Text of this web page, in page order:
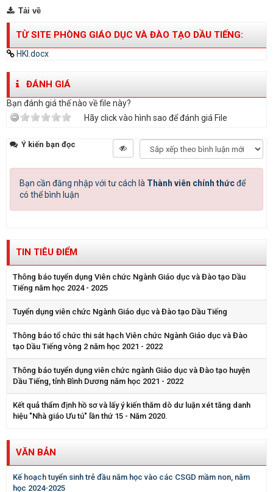
Tải về
TỪ SITE PHÒNG GIÁO DỤC VÀ ĐÀO TẠO DẦU TIẾNG:
HKI.docx
ĐÁNH GIÁ
Bạn đánh giá thế nào về file này?
Hãy click vào hình sao để đánh giá File
Ý kiến bạn đọc
Bạn cần đăng nhập với tư cách là Thành viên chính thứcđể
có thể bình luận
TIN TIÊU ĐIỂM
Thông báo tuyển dụng Viên chức Ngành Giáo dục và Đào tạo Dầu
Tiếng năm học 2024 - 2025
Tuyển dụng viên chức Ngành Giáo dục và Đào tạo Dầu Tiếng
Thông báo tổ chức thi sát hạch Viên chức Ngành Giáo dục và Đào
tạo Dầu Tiếng vòng 2 năm học 2021 - 2022
Thông báo tuyển dụng viên chức ngành Giáo dục và Đào tạo huyện
Dầu Tiếng, tỉnh Bình Dương năm học 2021 - 2022
Kết quả thẩm định hồ sơ và lấy ý kiến thăm dò dư luận xét tăng danh
hiệu "Nhà giáo Ưu tú" lần thứ 15 - Năm 2020.
VĂN BẢN
Kế hoạch tuyển sinh trẻ đầu năm học vào các CSGD mầm non, năm
học 2024-2025